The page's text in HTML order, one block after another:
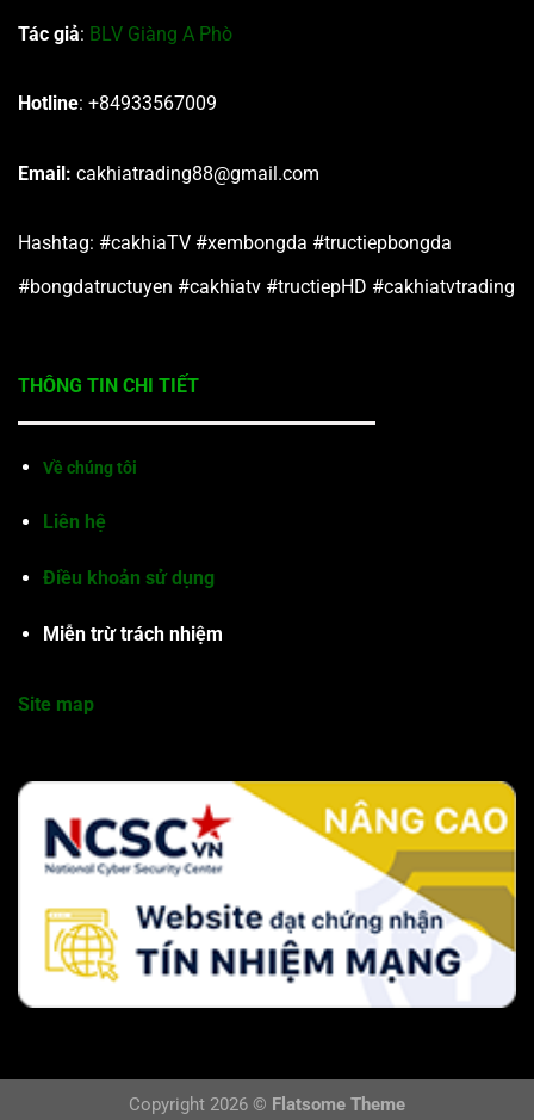
Tác giả: BLV Giàng A Phò
Hotline: +84933567009
Email: cakhiatrading88@gmail.com
Hashtag: #cakhiaTV #xembongda #tructiepbongda
#bongdatructuyen #cakhiatv #tructiepHD #cakhiatvtrading
THÔNG TIN CHI TIẾT
Về chúng tôi
Liên hệ
Điều khoản sử dụng
Miễn trừ trách nhiệm
Site map
Copyright 2026 © Flatsome Theme